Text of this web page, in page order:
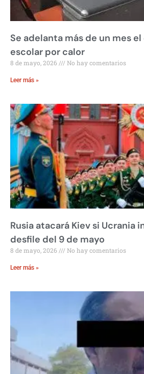
Se adelanta más de un mes
escolar por calor
8 de mayo, 2026 No hay comentarios
Leer más »
Rusia atacará Kiev si Ucrania
desfile del 9 de mayo
8 de mayo, 2026 No hay comentarios
Leer más »